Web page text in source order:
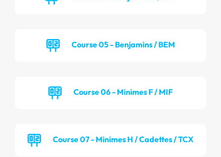
Course 05 - Benjamins / BEM
Course 06 - Minimes F / MIF
Course 07 - Minimes H / Cadettes / TCX